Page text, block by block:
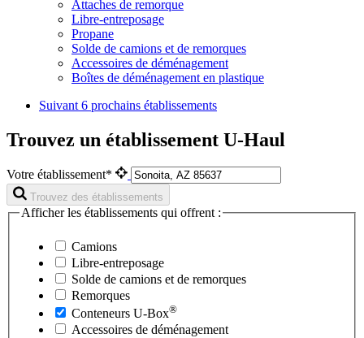
Attaches de remorque
Libre-entreposage
Propane
Solde de camions et de remorques
Accessoires de déménagement
Boîtes de déménagement en plastique
Suivant 6 prochains établissements
Trouvez un établissement U-Haul
Votre établissement*
Trouvez des établissements
Afficher les établissements qui offrent :
Camions
Libre-entreposage
Solde de camions et de remorques
Remorques
Conteneurs U-Box®
Accessoires de déménagement